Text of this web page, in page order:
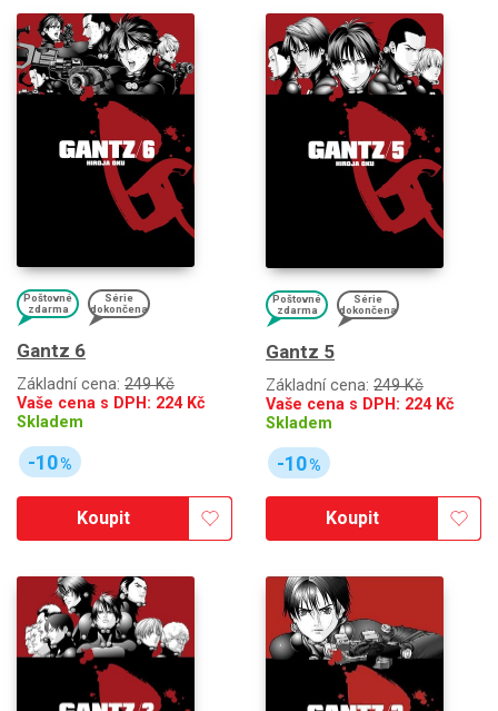
Poštovné
zdarma
Série
dokončena
Gantz 6
Základní cena: 249 Kč
Vaše cena s DPH: 224Kč
Skladem
-10%
Koupit
Poštovné
zdarma
Série
dokončena
Gantz 5
Základní cena: 249 Kč
Vaše cena s DPH: 224Kč
Skladem
-10%
Koupit